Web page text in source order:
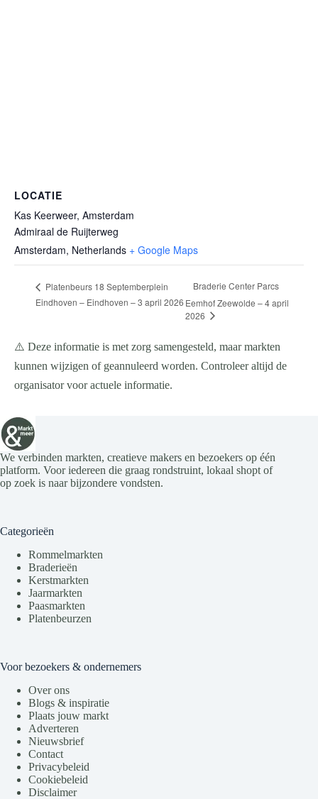
LOCATIE
Kas Keerweer, Amsterdam
Admiraal de Ruijterweg
Amsterdam, Netherlands + Google Maps
Platenbeurs 18 Septemberplein
Eindhoven – Eindhoven – 3 april 2026
Braderie Center Parcs
Eemhof Zeewolde – 4 april
2026
⚠️ Deze informatie is met zorg samengesteld, maar markten
kunnen wijzigen of geannuleerd worden. Controleer altijd de
organisator voor actuele informatie.
We verbinden markten, creatieve makers en bezoekers op één
platform. Voor iedereen die graag rondstruint, lokaal shopt of
op zoek is naar bijzondere vondsten.
Categorieën
Rommelmarkten
Braderieën
Kerstmarkten
Jaarmarkten
Paasmarkten
Platenbeurzen
Voor bezoekers & ondernemers
Over ons
Blogs & inspiratie
Plaats jouw markt
Adverteren
Nieuwsbrief
Contact
Privacybeleid
Cookiebeleid
Disclaimer